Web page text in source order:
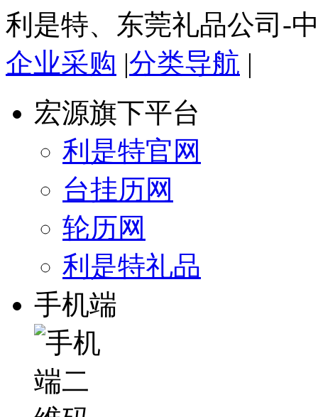
利是特、东莞礼品公司-
企业采购 |分类导航 |
宏源旗下平台
利是特官网
台挂历网
轮历网
利是特礼品
手机端